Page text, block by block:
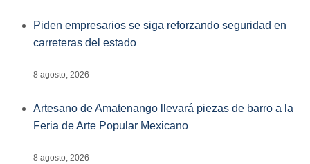
Piden empresarios se siga reforzando seguridad en
carreteras del estado
8 agosto, 2026
Artesano de Amatenango llevará piezas de barro a la
Feria de Arte Popular Mexicano
8 agosto, 2026